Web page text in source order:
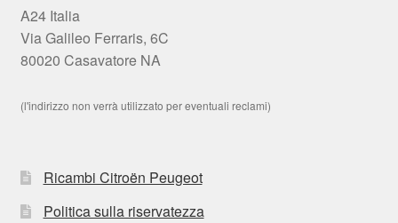
A24 Italia
Via Galileo Ferraris, 6C
80020 Casavatore NA
(l'indirizzo non verrà utilizzato per eventuali reclami)
Ricambi Citroën Peugeot
Politica sulla riservatezza